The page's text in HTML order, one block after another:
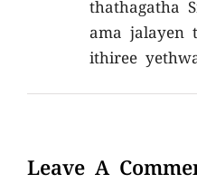
thathagatha
ama jalayen
ithiree
Leave A